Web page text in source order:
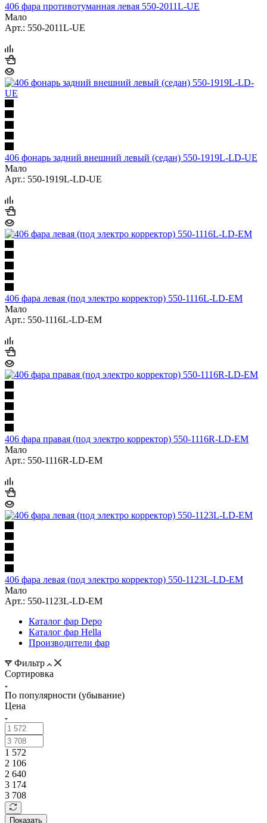
406 фара противотуманная левая 550-2011L-UE
Мало
Арт.: 550-2011L-UE
406 фонарь задний внешний левый (седан) 550-1919L-LD-UE
Мало
Арт.: 550-1919L-LD-UE
406 фара левая (под электро корректор) 550-1116L-LD-EM
Мало
Арт.: 550-1116L-LD-EM
406 фара правая (под электро корректор) 550-1116R-LD-EM
Мало
Арт.: 550-1116R-LD-EM
406 фара левая (под электро корректор) 550-1123L-LD-EM
Мало
Арт.: 550-1123L-LD-EM
Каталог фар Depo
Каталог фар Hella
Производители фар
Фильтр
Сортировка
По популярности (убывание)
Цена
1 572
2 106
2 640
3 174
3 708
Показать